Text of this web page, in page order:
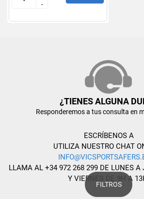
FILTROS
--
¿TIENES ALGUNA
Responderemos a tus consulta en
ESCRÍBENOS A
UTILIZA NUESTRO CHAT
LLAMA AL +34 972 268 299 DE LUNES A
Y VIERNES DE 9H A